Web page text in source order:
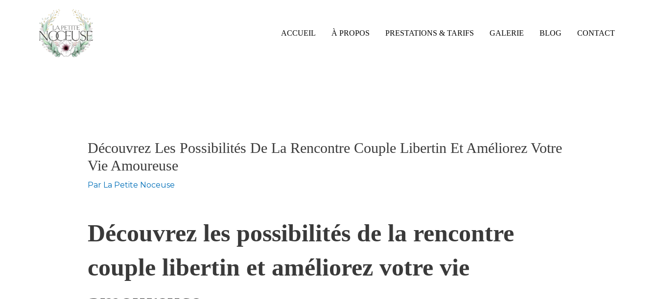
ACCUEIL À PROPOS PRESTATIONS & TARIFS GALERIE BLOG CONTACT
Découvrez Les Possibilités De La Rencontre Couple Libertin Et Améliorez Votre
Vie Amoureuse
Par La Petite Noceuse
Découvrez les possibilités de la rencontre
couple libertin et améliorez votre vie